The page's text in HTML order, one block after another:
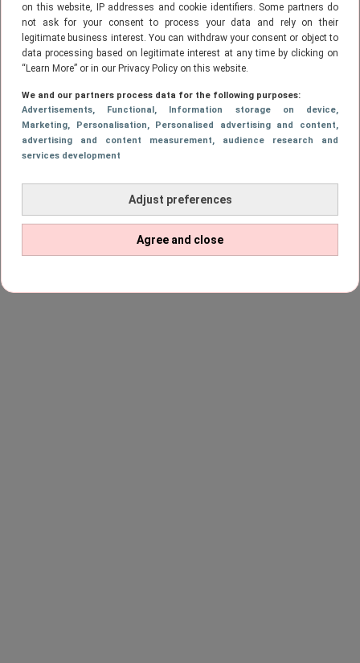
on this website, IP addresses and cookie identifiers. Some partners do
not ask for your consent to process your data and rely on their
legitimate business interest. You can withdraw your consent or object to
data processing based on legitimate interest at any time by clicking on
“Learn More” or in our Privacy Policy on this website.
We and our partners process data for the following purposes:
Advertisements, Functional , Information storage on device,
Marketing, Personalisation, Personalised advertising and content,
advertising and content measurement, audience research and
services development
Adjust preferences
Agree and close
Eén Buik’
VORIGEPAGE
1 … PAGE
11 PAGE
12 Page
13